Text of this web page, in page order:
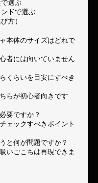
選ぶ
ドで選ぶ
方）
本体のサイズはどれで
者には向いていません
くらいを目安にすべき
らが初心者向きです
要ですか？
ェックすべきポイント
と何が問題ですか？
いごこちは再現できま